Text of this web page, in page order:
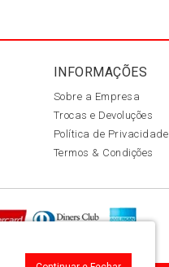
INFORMAÇÕES
Sobre a Empresa
Trocas e Devoluções
Política de Privacidade
Termos & Condições